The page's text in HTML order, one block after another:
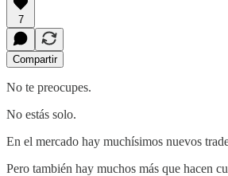
7
Compartir
No te preocupes.
No estás solo.
En el mercado hay muchísimos nuevos
Pero también hay muchos más que hacen